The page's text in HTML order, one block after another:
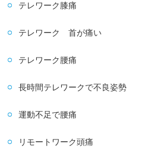
テレワーク膝痛
テレワーク 首が痛い
テレワーク腰痛
長時間テレワークで不良姿勢
運動不足で腰痛
リモートワーク頭痛